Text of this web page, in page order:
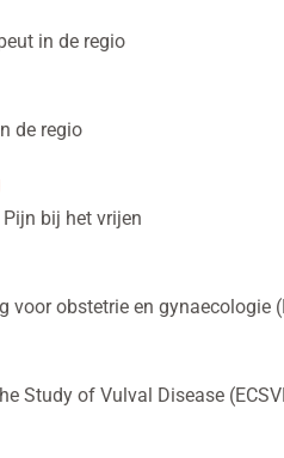
in de regio
de regio
bij het vrijen
voor obstetrie en gynaecologie
Study of Vulval Disease